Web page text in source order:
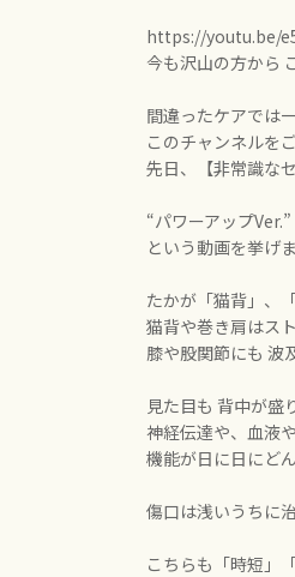
https://youtu.be/
今も沢山の方から
間違ったケアでは
このチャンネルを
先日、【非常識な
“パワーアップ
という動画を挙げま
たかが「猫背」、
猫背や巻き肩はス
膝や股関節にも 波
見た目も 背中が盛
神経伝達や、血液
機能が日に日にど
傷口は浅いうちに
こちらも「時短」